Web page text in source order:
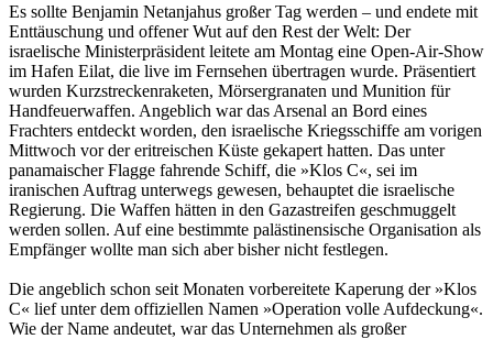
Es sollte Benjamin Netanjahus großer Tag werden – und endete mit
Enttäuschung und offener Wut auf den Rest der Welt: Der
israelische Ministerpräsident leitete am Montag eine Open-Air-Show
im Hafen Eilat, die live im Fernsehen übertragen wurde. Präsentiert
wurden Kurzstreckenraketen, Mörsergranaten und Munition für
Handfeuerwaffen. Angeblich war das Arsenal an Bord eines
Frachters entdeckt worden, den israelische Kriegsschiffe am vorigen
Mittwoch vor der eritreischen Küste gekapert hatten. Das unter
panamaischer Flagge fahrende Schiff, die »Klos C«, sei im
iranischen Auftrag unterwegs gewesen, behauptet die israelische
Regierung. Die Waffen hätten in den Gazastreifen geschmuggelt
werden sollen. Auf eine bestimmte palästinensische Organisation als
Empfänger wollte man sich aber bisher nicht festlegen.
Die angeblich schon seit Monaten vorbereitete Kaperung der »Klos
C« lief unter dem offiziellen Namen »Operation volle Aufdeckung«.
Wie der Name andeutet, war das Unternehmen als großer